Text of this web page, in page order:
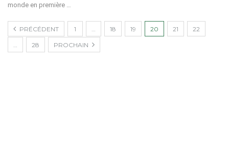
monde en première …
PRÉCÉDENT 1 18 19 20 21 22
28 PROCHAIN